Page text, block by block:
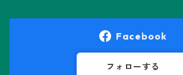
Facebook
フォローする